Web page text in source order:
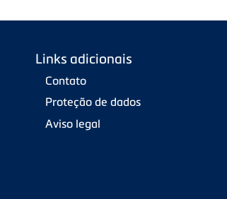
Contato
Proteção de dados
Aviso legal